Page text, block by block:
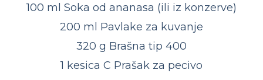
100 ml Soka od ananasa (ili iz konzerve)
200 ml Pavlake za kuvanje
320 g Brašna tip 400
1 kesica C Prašak za pecivo